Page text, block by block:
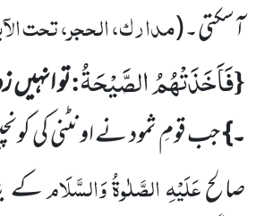
آسکتی۔(مدارک، الحجر، تحت
{فَاَخَذَتْهُمُ الصَّیْحَةُ:تو انہیں
۔}جب قومِ ثمود نے اونٹنی کی
صالحعَلَیْہِ الصَّلٰوۃُ وَالسَّلَامکے